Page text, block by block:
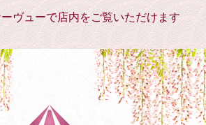
ヴューで店内をご覧いただけます